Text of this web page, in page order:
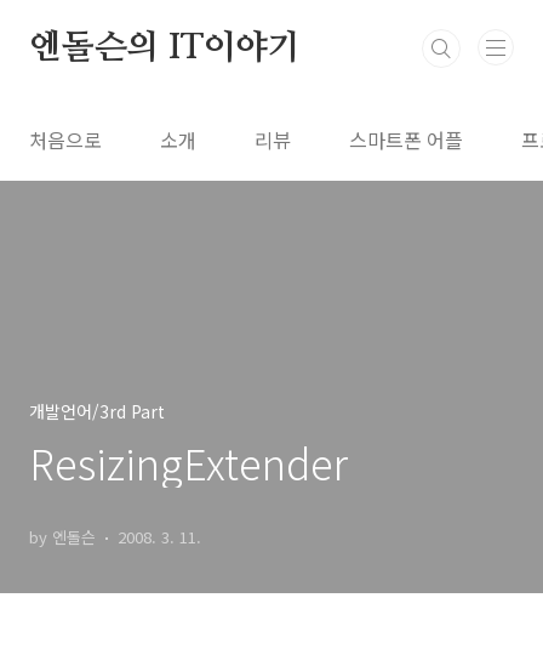
엔돌슨의 IT이야기
처음으로 소개 리뷰 스마트폰 어플
개발언어/3rd Part
ResizingExtender
by 엔돌슨 2008. 3. 11.